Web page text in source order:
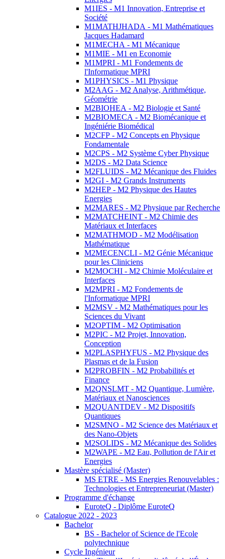
M1IES - M1 Innovation, Entreprise et
Société
M1MATHJHADA - M1 Mathématiques
Jacques Hadamard
M1MECHA - M1 Mécanique
M1MIE - M1 en Economie
M1MPRI - M1 Fondements de
l'Informatique MPRI
M1PHYSICS - M1 Physique
M2AAG - M2 Analyse, Arithmétique,
Géométrie
M2BIOHEA - M2 Biologie et Santé
M2BIOMECA - M2 Biomécanique et
Ingéniérie Biomédical
M2CFP - M2 Concepts en Physique
Fondamentale
M2CPS - M2 Système Cyber Physique
M2DS - M2 Data Science
M2FLUIDS - M2 Mécanique des Fluides
M2GI - M2 Grands Instruments
M2HEP - M2 Physique des Hautes
Energies
M2MARES - M2 Physique par Recherche
M2MATCHEINT - M2 Chimie des
Matériaux et Interfaces
M2MATHMOD - M2 Modélisation
Mathématique
M2MECENCLI - M2 Génie Mécanique
pour les Cliniciens
M2MOCHI - M2 Chimie Moléculaire et
Interfaces
M2MPRI - M2 Fondements de
l'Informatique MPRI
M2MSV - M2 Mathématiques pour les
Sciences du Vivant
M2OPTIM - M2 Optimisation
M2PIC - M2 Projet, Innovation,
Conception
M2PLASPHYFUS - M2 Physique des
Plasmas et de la Fusion
M2PROBFIN - M2 Probabilités et
Finance
M2QNSLMT - M2 Quantique, Lumière,
Matériaux et Nanosciences
M2QUANTDEV - M2 Dispositifs
Quantiques
M2SMNO - M2 Science des Matériaux et
des Nano-Objets
M2SOLIDS - M2 Mécanique des Solides
M2WAPE - M2 Eau, Pollution de l'Air et
Energies
Mastère spécialisé (Master)
MS ETRE - MS Energies Renouvelables :
Technologies et Entrepreneuriat (Master)
Programme d'échange
EuroteQ - Diplôme EuroteQ
Catalogue 2022 - 2023
Bachelor
BS - Bachelor of Science de l'Ecole
polytechnique
Cycle Ingénieur